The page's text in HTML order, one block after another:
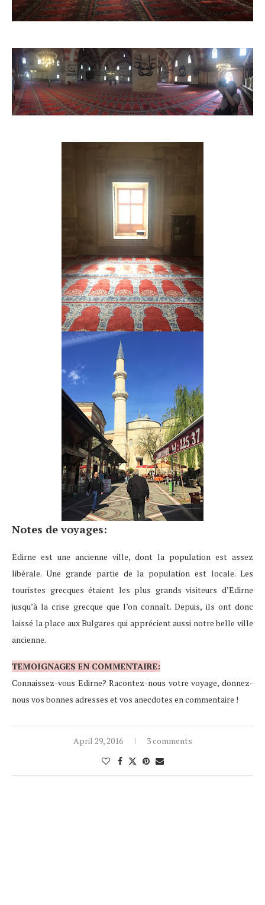
Notes de voyages:
Edirne est une ancienne ville, dont la population est assez
libérale. Une grande partie de la population est locale. Les
touristes grecques étaient les plus grands visiteurs d’Edirne
jusqu’à la crise grecque que l’on connaît. Depuis, ils ont donc
laissé la place aux Bulgares qui apprécient aussi notre belle ville
ancienne.
TEMOIGNAGES EN COMMENTAIRE:
Connaissez-vous Edirne? Racontez-nous votre voyage, donnez-
nous vos bonnes adresses et vos anecdotes en commentaire !
April 29, 2016 3 comments